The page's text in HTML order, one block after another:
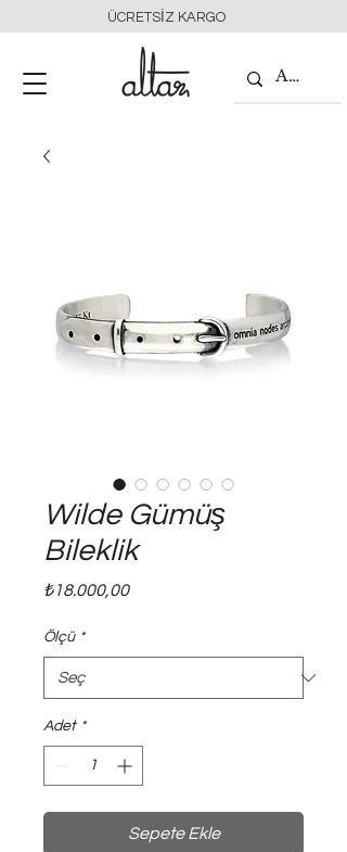
ÜCRETSİZ KARGO
Wilde Gümüş
Bileklik
₺18.000,00Fiyat
Ölçü *
Adet *
Sepete Ekle